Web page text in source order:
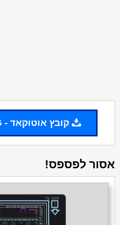
קובץ אוטוקאד - DWG - להורדה
אסור לפספס!